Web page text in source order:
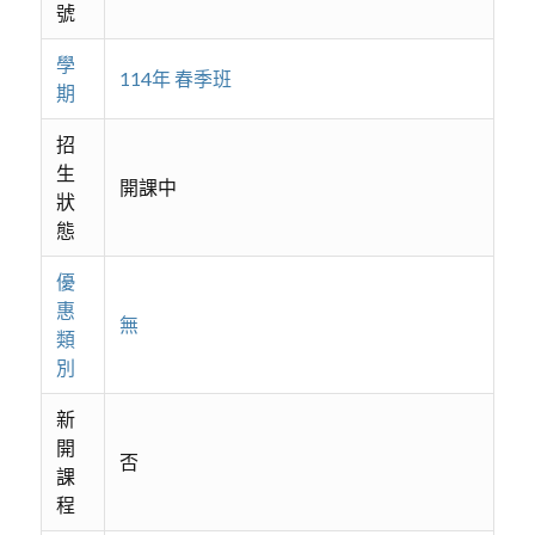
號
學
期
114年 春季班
招
生
狀
態
開課中
優
惠
類
別
無
新
開
課
程
否